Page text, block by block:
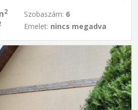
2 Szobaszám: 6
Emelet: nincs megadva